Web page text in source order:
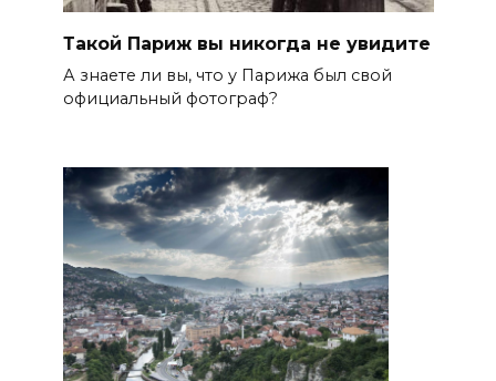
Такой Париж вы никогда не увидите
А знаете ли вы, что у Парижа был свой
официальный фотограф?